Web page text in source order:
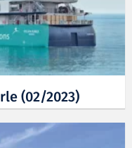
(02/2023)